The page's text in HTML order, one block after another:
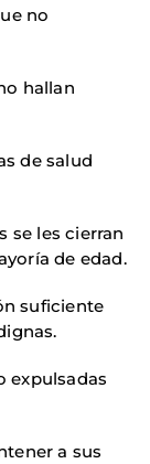
no
hallan
de salud
se les cierran
de edad.
suficiente
expulsadas
a sus